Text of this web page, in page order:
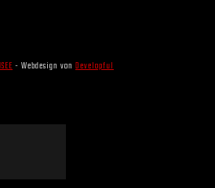
- Webdesign von Developful